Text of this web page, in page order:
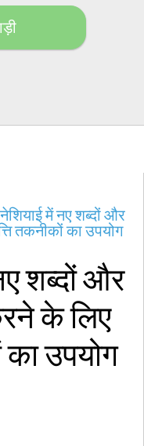
में नए शब्दों और
तकनीकों का उपयोग
शब्दों और
के लिए
का उपयोग